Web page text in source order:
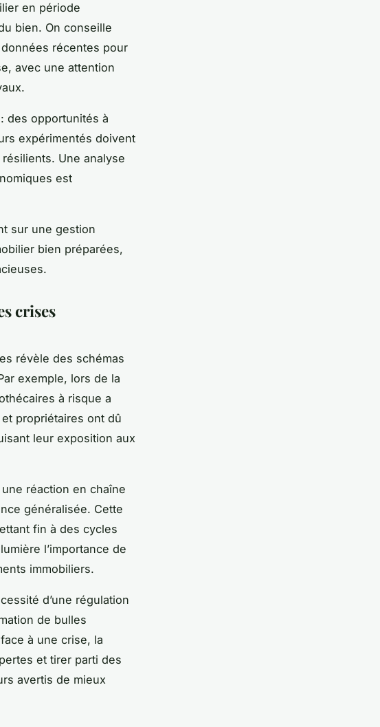
en période
bien. On conseille
récentes pour
avec une attention
des opportunités à
expérimentés doivent
Une analyse
est
sur une gestion
bien préparées,
crises
révèle des schémas
exemple, lors de la
à risque a
propriétaires ont dû
leur exposition aux
réaction en chaîne
généralisée. Cette
fin à des cycles
l’importance de
immobiliers.
d’une régulation
de bulles
à une crise, la
et tirer parti des
avertis de mieux